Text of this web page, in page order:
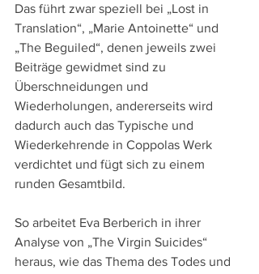
Das führt zwar speziell bei „Lost in
Translation“, „Marie Antoinette“ und
„The Beguiled“, denen jeweils zwei
Beiträge gewidmet sind zu
Überschneidungen und
Wiederholungen, andererseits wird
dadurch auch das Typische und
Wiederkehrende in Coppolas Werk
verdichtet und fügt sich zu einem
runden Gesamtbild.
So arbeitet Eva Berberich in ihrer
Analyse von „The Virgin Suicides“
heraus, wie das Thema des Todes und